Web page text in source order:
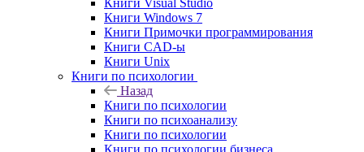
Книги Visual Studio
Книги Windows 7
Книги Примочки программирования
Книги CAD-ы
Книги Unix
Книги по психологии
Назад
Книги по психологии
Книги по психоанализу
Книги по психологии
Книги по психологии бизнеса